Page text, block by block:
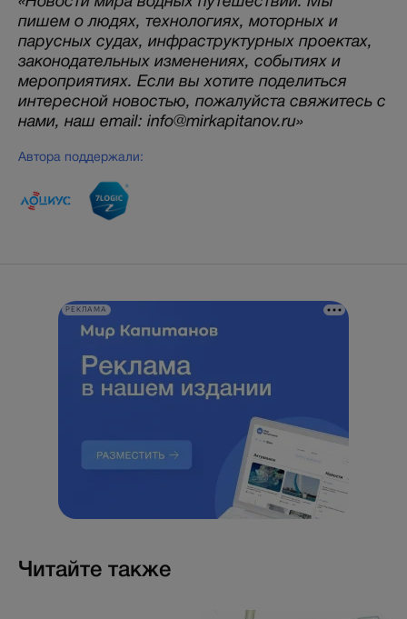
пишем о людях, технологиях, моторных и
парусных судах, инфраструктурных проектах,
законодательных изменениях, событиях и
мероприятиях. Если вы хотите поделиться
интересной новостью, пожалуйста свяжитесь с
нами, наш email: info@mirkapitanov.ru»
Автора поддержали:
РЕКЛАМА
Читайте также